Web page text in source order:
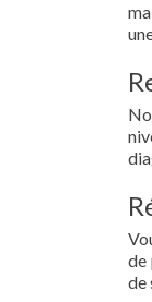
de
de